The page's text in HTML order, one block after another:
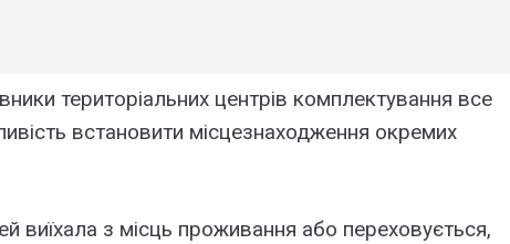
територіальних центрів комплектування все
встановити місцезнаходження окремих
виїхала з місць проживання або переховується,